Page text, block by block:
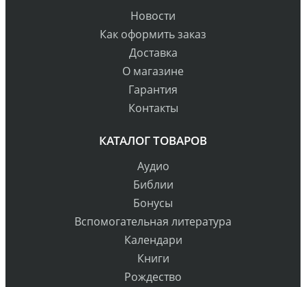
Новости
Как оформить заказ
Доставка
О магазине
Гарантия
Контакты
КАТАЛОГ ТОВАРОВ
Аудио
Библии
Бонусы
Вспомогательная литература
Календари
Книги
Рождество